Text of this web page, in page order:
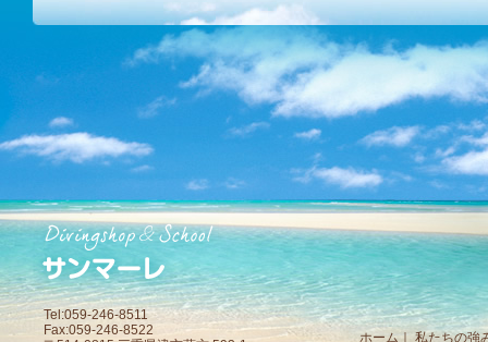
Tel:059-246-8511
Fax:059-246-8522
ホーム
私たちの強